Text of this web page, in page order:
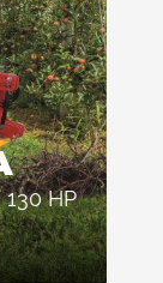
130 HP